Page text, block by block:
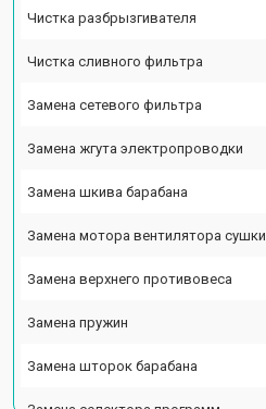
Чистка разбрызгивателя
Чистка сливного фильтра
Замена сетевого фильтра
Замена жгута электропроводки
Замена шкива барабана
Замена мотора вентилятора сушки
Замена верхнего противовеса
Замена пружин
Замена шторок барабана